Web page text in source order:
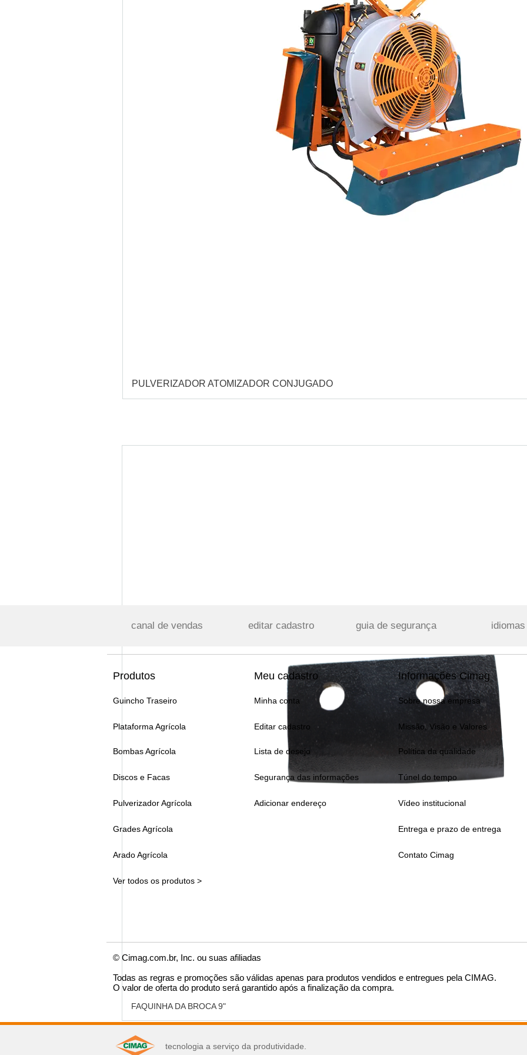
PULVERIZADOR ATOMIZADOR CONJUGADO
FAQUINHA DA BROCA 9"
você pode se interessar
canal de vendas editar cadastro guia de segurança idiomas
Produtos Meu cadastro Informações Cimag
Guincho Traseiro Minha conta Sobre nossa empresa
Plataforma Agrícola Editar cadastro Missão, Visão e Valores
Bombas Agrícola Lista de desejo Política da qualidade
Discos e Facas Segurança das informações Túnel do tempo
Pulverizador Agrícola Adicionar endereço Vídeo institucional
Grades Agrícola
Arado Agrícola
Entrega e prazo de entrega
Contato Cimag
Ver todos os produtos >
© Cimag.com.br, Inc. ou suas afiliadas
Todas as regras e promoções são válidas apenas para produtos vendidos e entregues pela CIMAG.
O valor de oferta do produto será garantido após a finalização da compra.
tecnologia a serviço da produtividade.